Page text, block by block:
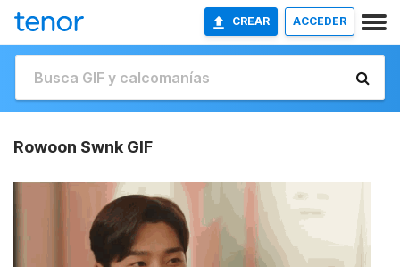
CREAR ACCEDER
Rowoon Swnk GIF